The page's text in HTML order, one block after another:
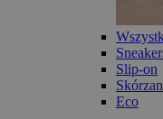
Slip-on
Eco